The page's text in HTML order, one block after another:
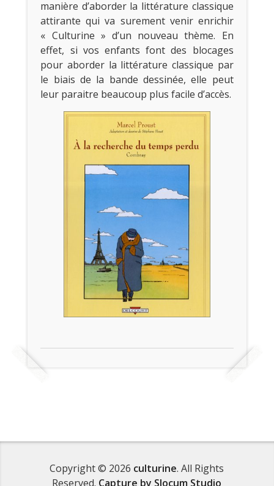
manière d’aborder la littérature classique
attirante qui va surement venir enrichir
« Culturine » d’un nouveau thème. En
effet, si vos enfants font des blocages
pour aborder la littérature classique par
le biais de la bande dessinée, elle peut
leur paraitre beaucoup plus facile d’accès.
Copyright © 2026 culturine. All Rights
Reserved. Capture by Slocum Studio